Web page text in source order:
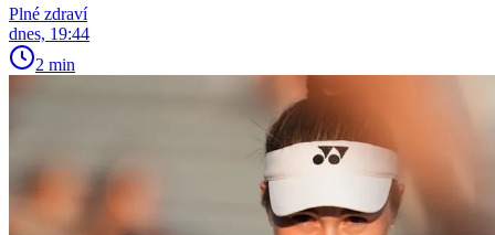
Plné zdraví
dnes, 19:44
2 min